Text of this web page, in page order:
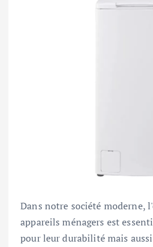
Dans notre société moderne,
appareils ménagers est
pour leur durabilité mais